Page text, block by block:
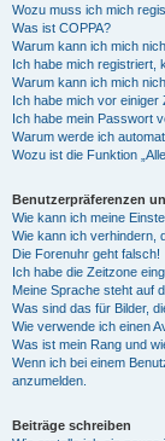
Wozu muss ich mich
Was ist COPPA?
Warum kann ich mich
Ich habe mich registriert,
Warum kann ich mich
Ich habe mich vor einiger
Ich habe mein Passwort
Warum werde ich
Wozu ist die Funktion
Benutzerpräferenzen
Wie kann ich meine
Wie kann ich verhindern,
Die Forenuhr geht falsch!
Ich habe die Zeitzone
Meine Sprache steht auf
Was sind das für Bilder,
Wie verwende ich einen
Was ist mein Rang und
Wenn ich bei einem
anzumelden.
Beiträge schreiben